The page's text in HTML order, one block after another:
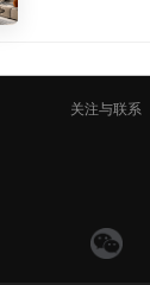
关注与联系